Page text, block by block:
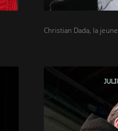
Christian Dada, la